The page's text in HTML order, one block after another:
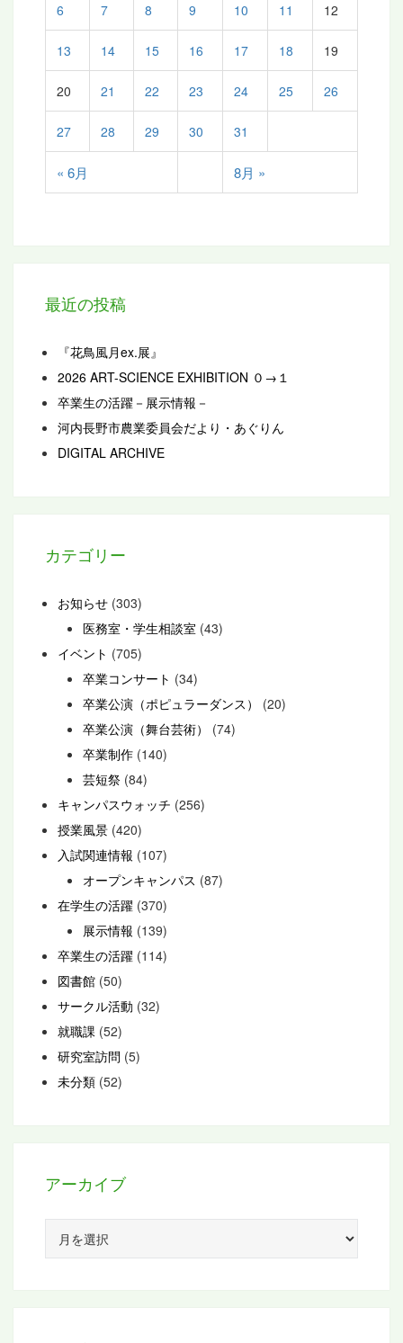
« 6月 8月 »
6 7 8 9 10 11 12
13 14 15 16 17 18 19
20 21 22 23 24 25 26
27 28 29 30 31
最近の投稿
『花鳥風月ex.展』
2026 ART-SCIENCE EXHIBITION ０→１
卒業生の活躍－展示情報－
河内長野市農業委員会だより・あぐりん
DIGITAL ARCHIVE
カテゴリー
お知らせ (303)
医務室・学生相談室 (43)
イベント (705)
卒業コンサート (34)
卒業公演（ポピュラーダンス）
(20)
卒業公演（舞台芸術）
(74)
卒業制作 (140)
芸短祭 (84)
キャンパスウォッチ (256)
授業風景 (420)
入試関連情報 (107)
オープンキャンパス (87)
在学生の活躍 (370)
展示情報 (139)
卒業生の活躍 (114)
図書館 (50)
サークル活動 (32)
就職課 (52)
研究室訪問 (5)
未分類 (52)
アーカイブ
カ